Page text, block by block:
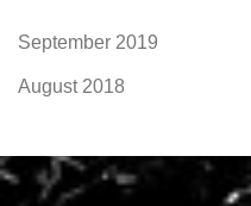
September 2019
August 2018